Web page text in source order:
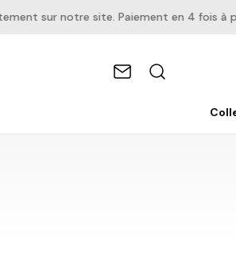
sur notre site. Paiement en 4 fois à